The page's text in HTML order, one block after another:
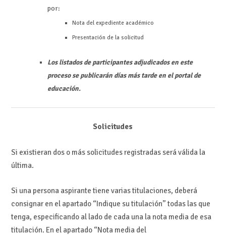
por:
Nota del expediente académico
Presentación de la solicitud
Los listados de participantes adjudicados en este
proceso se publicarán días más tarde en el portal de
educación.
Solicitudes
Si existieran dos o más solicitudes registradas será válida la
última.
Si una persona aspirante tiene varias titulaciones, deberá
consignar en el apartado “Indique su titulación” todas las que
tenga, especificando al lado de cada una la nota media de esa
titulación. En el apartado “Nota media del